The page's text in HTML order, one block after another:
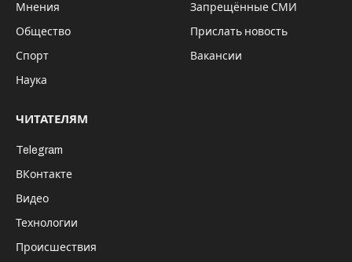
Мнения
Общество
Спорт
Наука
Запрещённые СМИ
Прислать новость
Вакансии
ЧИТАТЕЛЯМ
Telegram
ВКонтакте
Видео
Технологии
Происшествия